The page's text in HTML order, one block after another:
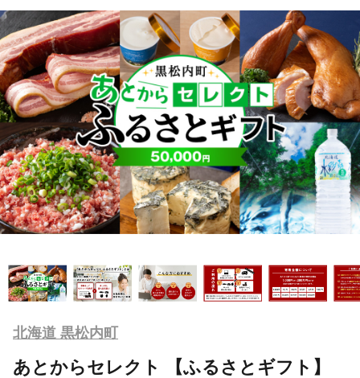
北海道 黒松内町
あとからセレクト 【ふるさとギフト】